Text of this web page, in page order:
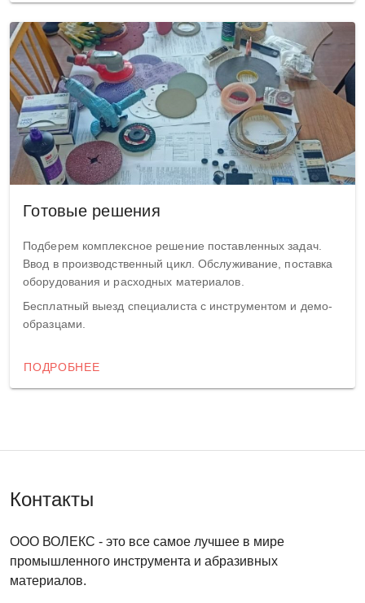
Готовые решения
Подберем комплексное решение поставленных задач.
Ввод в производственный цикл. Обслуживание, поставка
оборудования и расходных материалов.
Бесплатный выезд специалиста с инструментом и демо-
образцами.
ПОДРОБНЕЕ
Контакты
ООО ВОЛЕКС - это все самое лучшее в мире
промышленного инструмента и абразивных
материалов.